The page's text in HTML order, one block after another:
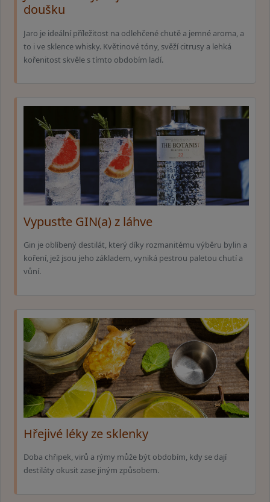
doušku
Jaro je ideální příležitost na odlehčené chutě a jemné aroma, a
to i ve sklence whisky. Květinové tóny, svěží citrusy a lehká
kořenitost skvěle s tímto obdobím ladí.
Vypusťte GIN(a) z láhve
Gin je oblíbený destilát, který díky rozmanitému výběru bylin a
koření, jež jsou jeho základem, vyniká pestrou paletou chutí a
vůní.
Hřejivé léky ze sklenky
Doba chřipek, virů a rýmy může být obdobím, kdy se dají
destiláty okusit zase jiným způsobem.